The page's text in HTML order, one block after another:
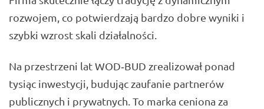
rozwojem, co potwierdzają bardzo dobre wyniki i
szybki wzrost skali działalności.
Na przestrzeni lat WOD‑BUD zrealizował ponad
tysiąc inwestycji, budując zaufanie partnerów
publicznych i prywatnych. To marka ceniona za